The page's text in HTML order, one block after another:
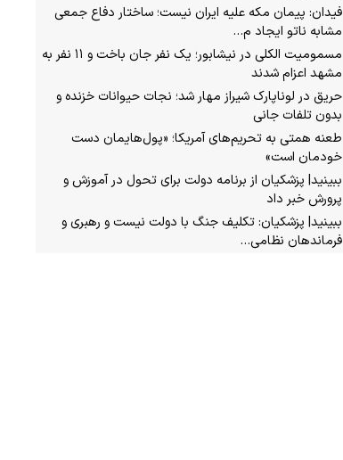
فیدان: پیمان مکه علیه ایران نیست؛ ساختار دفاع جمعی
مشابه ناتو ایجاد م…
مسمومیت الکلی در نیشابور؛ یک نفر جان باخت و ۱۱ نفر به
مشهد اعزام شدند
حریق در لوناپارک شیراز مهار شد؛ نجات حیوانات خزنده و
بدون تلفات جانی
طعنه همتی به تحریم‌های آمریکا؛ «پول‌هایمان دست
خودمان است»
ببینید| پزشکیان از برنامه دولت برای تحول در آموزش و
پرورش خبر داد
ببینید| پزشکیان: تکلیف جنگ با دولت نیست و رهبری و
فرماندهان نظامی…